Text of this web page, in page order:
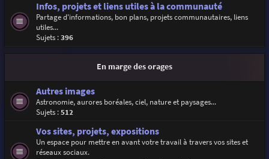
Infos, projets et liens utiles à la communauté
Partage d'informations, bon plans, projets communautaires, liens
utiles...
Sujets :396
En marge des orages
Autres images
Astronomie, aurores boréales, ciel, nature et paysages...
Sujets :512
Vos sites, projets, expositions
Un espace pour mettre en avant votre travail à travers vos sites et
réseaux sociaux.